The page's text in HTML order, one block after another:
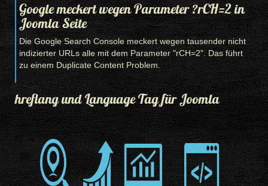
Google meckert wegen Parameter ?rCH=2 in
Joomla Seite
Die Google Search Console meckert wegen tausender nicht
indizierter URLs alle mit dem Parameter "rCH=2". Das führt
zu einem Duplicate Content Problem.
hreflang und Language Tag für Joomla